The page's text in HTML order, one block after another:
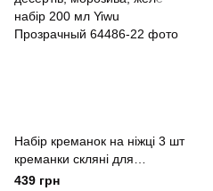
Набір креманок на ніжці 3 шт
креманки скляні для
десертів, морозива, желе
439 грн